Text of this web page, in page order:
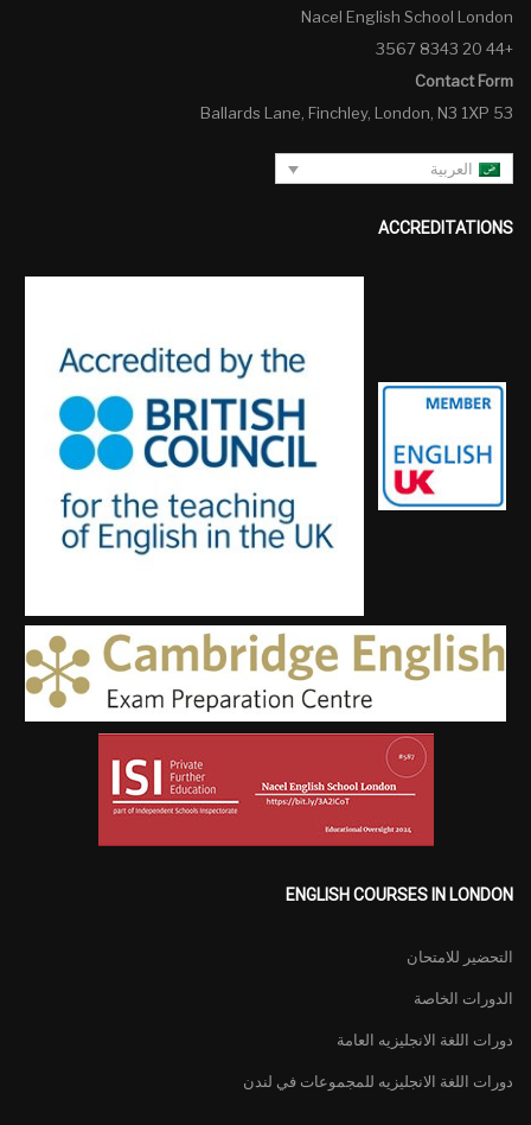
Nacel English School London
Contact Form
53 Ballards Lane, Finchley, London, N3 1XP
العربية
ACCREDITATIONS
ENGLISH COURSES IN LONDON
التحضير للامتحان
الدورات الخاصة
دورات اللغة الانجليزيه العامة
دورات اللغة الانجليزيه للمجموعات في لندن